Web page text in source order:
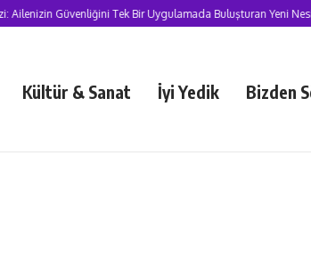
Güvenliğini Tek Bir Uygulamada Buluşturan Yeni Nesil
Kültür & Sanat İyi Yedik Bizden